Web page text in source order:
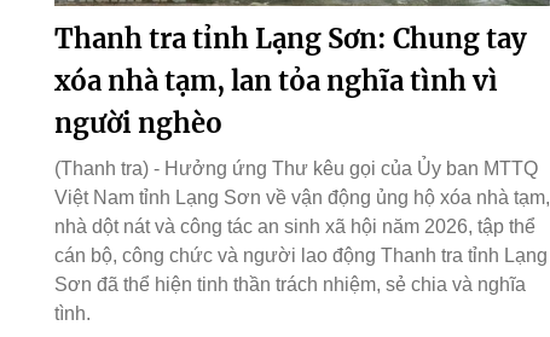
Thanh tra tỉnh Lạng Sơn: Chung tay
xóa nhà tạm, lan tỏa nghĩa tình vì
người nghèo
(Thanh tra) - Hưởng ứng Thư kêu gọi của Ủy ban MTTQ
Việt Nam tỉnh Lạng Sơn về vận động ủng hộ xóa nhà tạm,
nhà dột nát và công tác an sinh xã hội năm 2026, tập thể
cán bộ, công chức và người lao động Thanh tra tỉnh Lạng
Sơn đã thể hiện tinh thần trách nhiệm, sẻ chia và nghĩa
tình.